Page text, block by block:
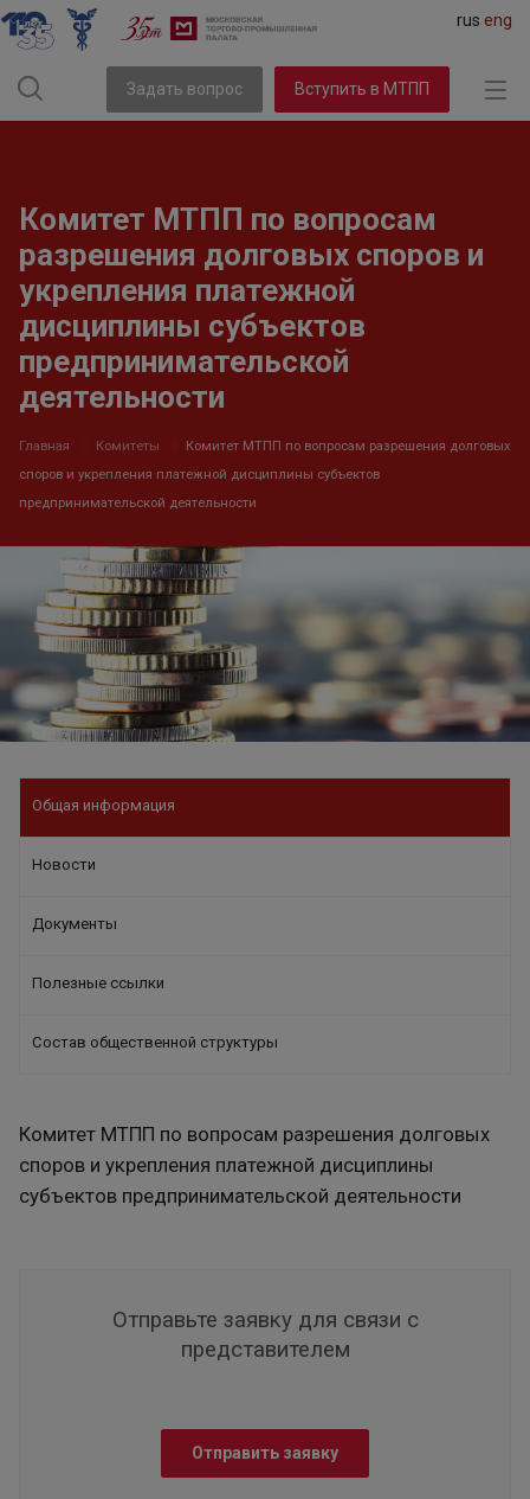
rus eng
Задать вопрос Вступить в МТПП
Комитет МТПП по вопросам
разрешения долговых споров и
укрепления платежной
дисциплины субъектов
предпринимательской
деятельности
Главная Комитеты
Комитет МТПП по вопросам разрешения долговых
споров и укрепления платежной дисциплины субъектов
предпринимательской деятельности
Общая информация
Новости
Документы
Полезные ссылки
Состав общественной структуры
Комитет МТПП по вопросам разрешения долговых
споров и укрепления платежной дисциплины
субъектов предпринимательской деятельности
Отправьте заявку для связи с
представителем
Отправить заявку